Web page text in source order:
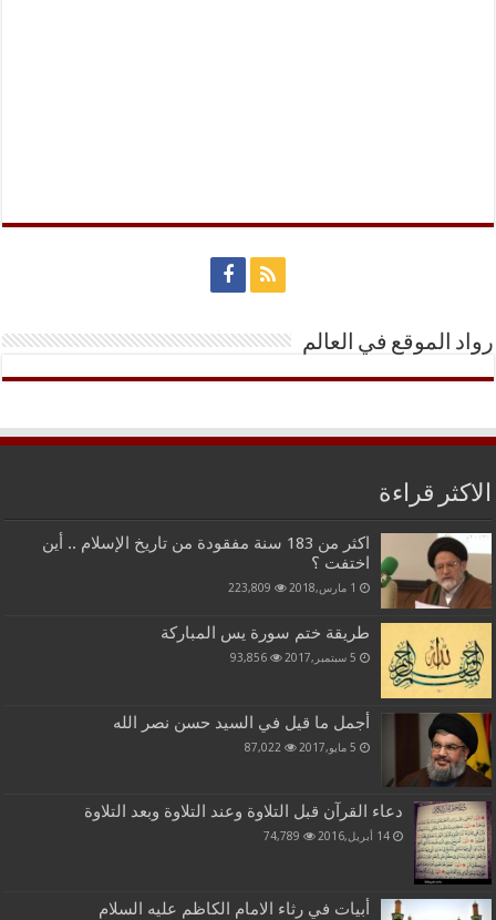
رواد الموقع في العالم
الاكثر قراءة
اكثر من 183 سنة مفقودة من تاريخ الإسلام .. أين
اختفت ؟
1 مارس,2018 223,809
طريقة ختم سورة يس المباركة
5 سبتمبر,2017 93,856
أجمل ما قيل في السيد حسن نصر الله
5 مايو,2017 87,022
دعاء القرآن قبل التلاوة وعند التلاوة وبعد التلاوة
14 أبريل,2016 74,789
أبيات في رثاء الامام الكاظم عليه السلام